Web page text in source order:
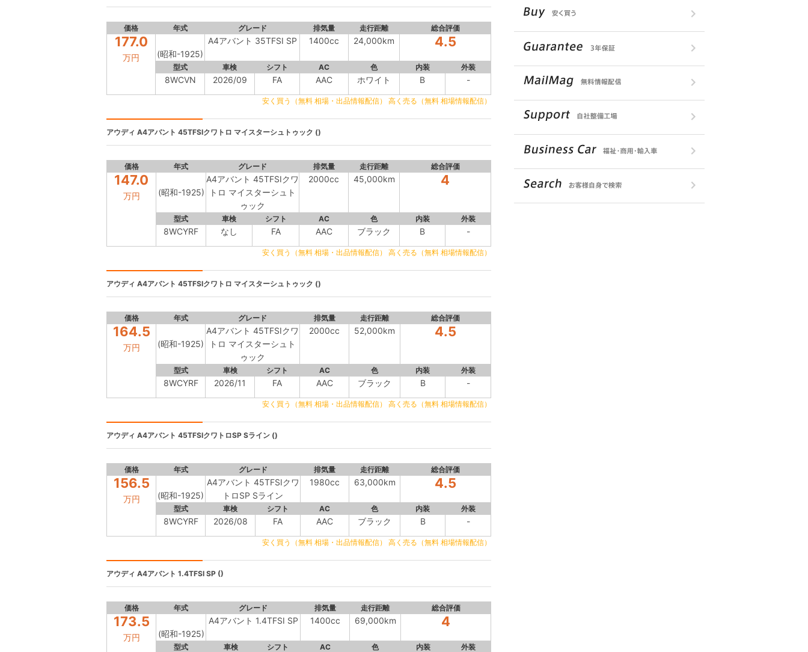
価格 年式 グレード 排気量 走行距離 総合評価
177.0
万円 (昭和-1925)
A4アバント 35TFSI SP 1400cc 24,000km 4.5
型式 車検 シフト AC 色 内装 外装
8WCVN 2026/09 FA AAC ホワイト B -
安く買う（無料 相場・出品情報配信） 高く売る（無料 相場情報配信）
アウディ A4アバント 45TFSIクワトロ マイスターシュトゥック ()
価格 年式 グレード 排気量 走行距離 総合評価
147.0
万円 (昭和-1925)
A4アバント 45TFSIクワ
トロ マイスターシュト
ゥック
2000cc 45,000km 4
型式 車検 シフト AC 色 内装 外装
8WCYRF なし FA AAC ブラック B -
安く買う（無料 相場・出品情報配信） 高く売る（無料 相場情報配信）
アウディ A4アバント 45TFSIクワトロ マイスターシュトゥック ()
価格 年式 グレード 排気量 走行距離 総合評価
164.5
万円 (昭和-1925)
A4アバント 45TFSIクワ
トロ マイスターシュト
ゥック
2000cc 52,000km 4.5
型式 車検 シフト AC 色 内装 外装
8WCYRF 2026/11 FA AAC ブラック B -
安く買う（無料 相場・出品情報配信） 高く売る（無料 相場情報配信）
アウディ A4アバント 45TFSIクワトロSP Sライン ()
価格 年式 グレード 排気量 走行距離 総合評価
156.5
万円 (昭和-1925)
A4アバント 45TFSIクワ
トロSP Sライン
1980cc 63,000km 4.5
型式 車検 シフト AC 色 内装 外装
8WCYRF 2026/08 FA AAC ブラック B -
安く買う（無料 相場・出品情報配信） 高く売る（無料 相場情報配信）
アウディ A4アバント 1.4TFSI SP ()
価格 年式 グレード 排気量 走行距離 総合評価
173.5
万円 (昭和-1925)
A4アバント 1.4TFSI SP 1400cc 69,000km 4
型式 車検 シフト AC 色 内装 外装